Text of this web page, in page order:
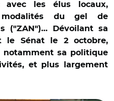
avec les élus locaux,
modalités du gel de
("ZAN")… Dévoilant sa
le Sénat le 2 octobre,
notamment sa politique
et plus largement